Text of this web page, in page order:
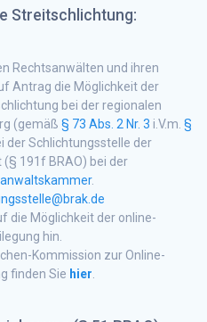
Streitschlichtung:
Rechtsanwälten und ihren
Antrag die Möglichkeit der
bei der regionalen
(gemäß § 73 Abs. 2 Nr. 3 i.V.m. §
der Schlichtungsstelle der
191f BRAO) bei der
.
die Möglichkeit der online-
hin.
Kommission zur Online-
finden Sie hier